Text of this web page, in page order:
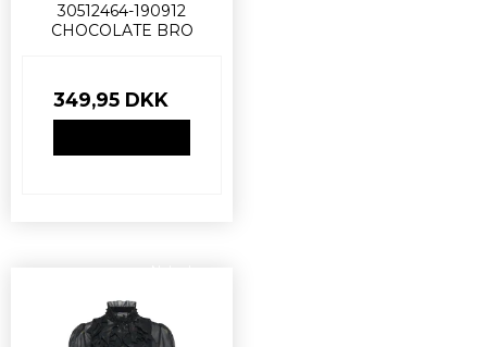
30512464-190912
CHOCOLATE BRO
349,95 DKK